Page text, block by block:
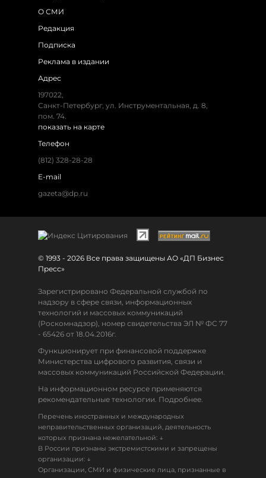
О СМИ
Редакция
Подписка
Реклама в издании
Адрес
197022,
Санкт-Петербург, ул. Инструментальная, д. 8,
пом. 74.
показать на карте
Телефон
(812) 328-28-28
E-mail
gazeta@dp.ru
© 1993 - 2026 Все права защищены АО «ДП Бизнес
Пресс»
Зарегистрировано Федеральной службой по
надзору в сфере связи, информационных
технологий и массовых коммуникаций
(Роскомнадзор), номер свидетельства ЭЛ № ФС 77
- 65426 от 18.04.2016г.
Функционирует при финансовой поддержке
Министерства цифрового развития, связи и
массовых коммуникаций Российской Федерации.
На информационном ресурсе применяются
рекомендательные технологии. Подробнее.
Перечень иностранных и международных
неправительственных организаций, деятельность
которых признана нежелательной: ↓
В России признаны экстремистскими и запрещены
организации: ↓
Организации, СМИ и физические лица, признанные в